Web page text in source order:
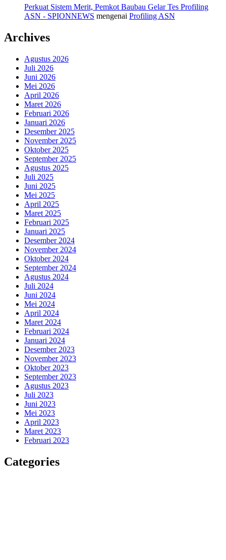
Perkuat Sistem Merit, Pemkot Baubau Gelar Tes Profiling
ASN - SPIONNEWS mengenai Profiling ASN
Archives
Agustus 2026
Juli 2026
Juni 2026
Mei 2026
April 2026
Maret 2026
Februari 2026
Januari 2026
Desember 2025
November 2025
Oktober 2025
September 2025
Agustus 2025
Juli 2025
Juni 2025
Mei 2025
April 2025
Maret 2025
Februari 2025
Januari 2025
Desember 2024
November 2024
Oktober 2024
September 2024
Agustus 2024
Juli 2024
Juni 2024
Mei 2024
April 2024
Maret 2024
Februari 2024
Januari 2024
Desember 2023
November 2023
Oktober 2023
September 2023
Agustus 2023
Juli 2023
Juni 2023
Mei 2023
April 2023
Maret 2023
Februari 2023
Categories